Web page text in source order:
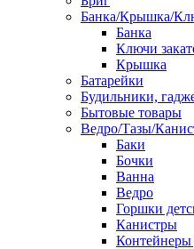
Банка/Крышка/
Банка
Ключи
Крышка
Батарейки
Будильники,
Бытовые товары
Ведро/Тазы/
Баки
Бочки
Ванна
Ведро
Горшки
Канистры
Контейнеры